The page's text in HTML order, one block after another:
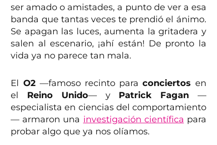
ser amado o amistades, a punto de ver a esa
banda que tantas veces te prendió el ánimo.
Se apagan las luces, aumenta la gritadera y
salen al escenario, ¡ahí están! De pronto la
vida ya no parece tan mala.
El O2—famoso recinto paraconciertos en
el Reino Unido— y Patrick Fagan—
especialista en ciencias del comportamiento
— armaron una investigación científica para
probar algo que ya nos olíamos.